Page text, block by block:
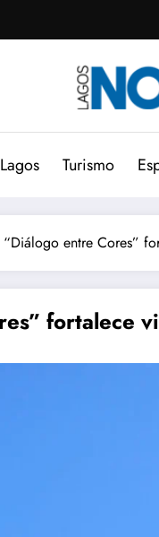
Turismo
“Diálogo entre Cores”
fortalece